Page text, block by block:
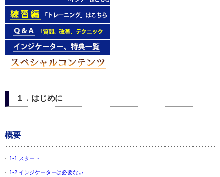
１．はじめに
概要
1-1 スタート
1-2 インジケーターは必要ない